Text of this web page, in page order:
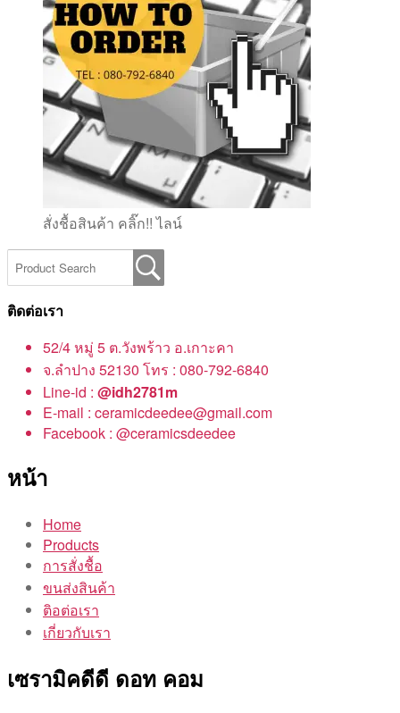
สั่งชื้อสินค้า คลิ๊ก!! ไลน์
ติดต่อเรา
52/4 หมู่ 5 ต.วังพร้าว อ.เกาะคา
จ.ลำปาง 52130 โทร : 080-792-6840
Line-id : @idh2781m
E-mail : ceramicdeedee@gmail.com
Facebook : @ceramicsdeedee
หน้า
Home
Products
การสั่งชื้อ
ขนส่งสินค้า
ติอต่อเรา
เกี่ยวกับเรา
เซรามิคดีดี ดอท คอม